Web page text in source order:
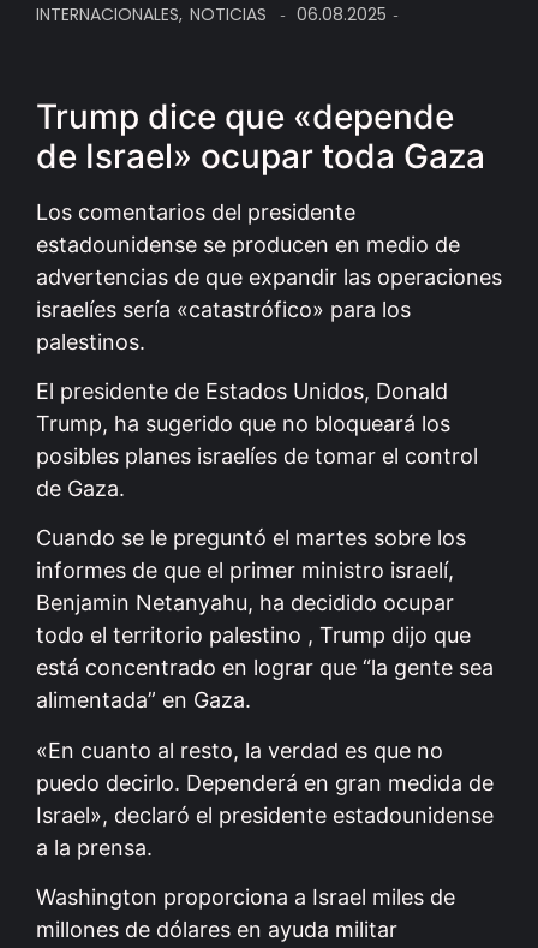
INTERNACIONALES, NOTICIAS - 06.08.2025 -
Trump dice que «depende
de Israel» ocupar toda Gaza
Los comentarios del presidente
estadounidense se producen en medio de
advertencias de que expandir las operaciones
israelíes sería «catastrófico» para los
palestinos.
El presidente de Estados Unidos, Donald
Trump, ha sugerido que no bloqueará los
posibles planes israelíes de tomar el control
de Gaza.
Cuando se le preguntó el martes sobre los
informes de que el primer ministro israelí,
Benjamin Netanyahu, ha decidido ocupar
todo el territorio palestino , Trump dijo que
está concentrado en lograr que “la gente sea
alimentada” en Gaza.
«En cuanto al resto, la verdad es que no
puedo decirlo. Dependerá en gran medida de
Israel», declaró el presidente estadounidense
a la prensa.
Washington proporciona a Israel miles de
millones de dólares en ayuda militar